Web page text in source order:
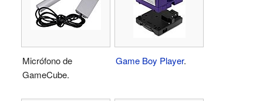
Micrófono de
GameCube.
Game Boy Player.